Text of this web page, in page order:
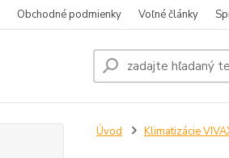
Obchodné podmienky Voľné články
Úvod Klimatizácie